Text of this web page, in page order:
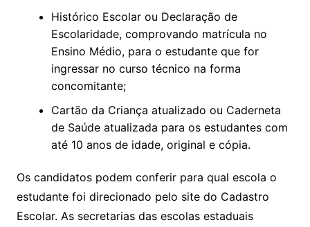
Histórico Escolar ou Declaração de
Escolaridade, comprovando matrícula no
Ensino Médio, para o estudante que for
ingressar no curso técnico na forma
concomitante;
Cartão da Criança atualizado ou Caderneta
de Saúde atualizada para os estudantes com
até 10 anos de idade, original e cópia.
Os candidatos podem conferir para qual escola o
estudante foi direcionado pelo site do Cadastro
Escolar. As secretarias das escolas estaduais